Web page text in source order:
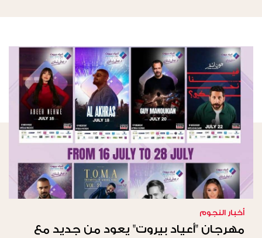
أخبار النجوم
مهرجان "أعياد بيروت" يعود من جديد مع